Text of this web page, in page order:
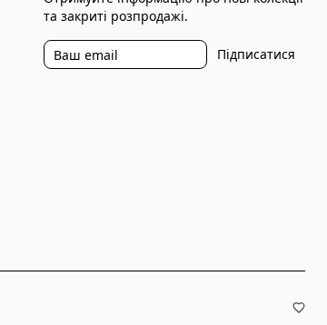
та закриті розпродажі.
Підписатися